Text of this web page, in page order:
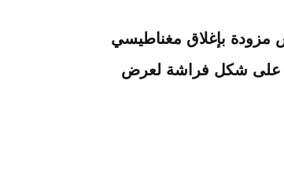
مزودة بإغلاق مغناطيسي
على شكل فراشة لعرض